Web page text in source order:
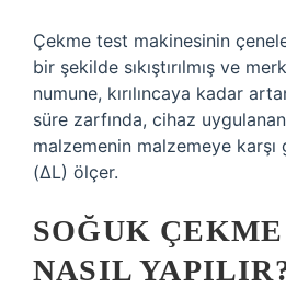
Çekme test makinesinin
bir şekilde sıkıştırılmış ve
numune, kırılıncaya kadar
süre zarfında, cihaz
malzemenin malzemeye
(ΔL) ölçer.
SOĞUK
NASIL